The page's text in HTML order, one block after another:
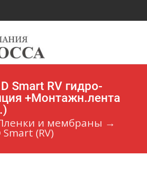
Smart RV гидро-
+Монтажн.лента
и мембраны →
(RV)